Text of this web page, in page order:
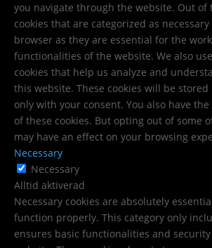
you navigate through the website. Out of
cookies that are categorized as
browser as they are essential for the
functionalities of the website. We also
cookies that help us analyze and
this website. These cookies will be
only with your consent. You also have
of these cookies. But opting out of some
may have an effect on your browsing
Necessary
Necessary
Alltid aktiverad
Necessary cookies are absolutely
function properly. This category only
ensures basic functionalities and